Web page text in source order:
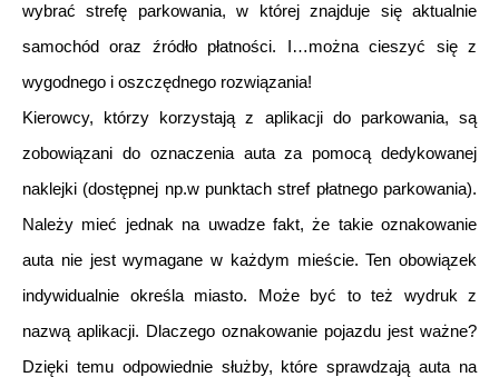
wybrać strefę parkowania, w której znajduje się aktualnie
samochód oraz źródło płatności. I…można cieszyć się z
wygodnego i oszczędnego rozwiązania!
Kierowcy, którzy korzystają z aplikacji do parkowania, są
zobowiązani do oznaczenia auta za pomocą dedykowanej
naklejki (dostępnej np.w punktach stref płatnego parkowania).
Należy mieć jednak na uwadze fakt, że takie oznakowanie
auta nie jest wymagane w każdym mieście. Ten obowiązek
indywidualnie określa miasto. Może być to też wydruk z
nazwą aplikacji. Dlaczego oznakowanie pojazdu jest ważne?
Dzięki temu odpowiednie służby, które sprawdzają auta na